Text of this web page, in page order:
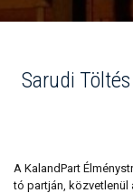
Sarudi
A KalandPart
tó partján, közvetlenül